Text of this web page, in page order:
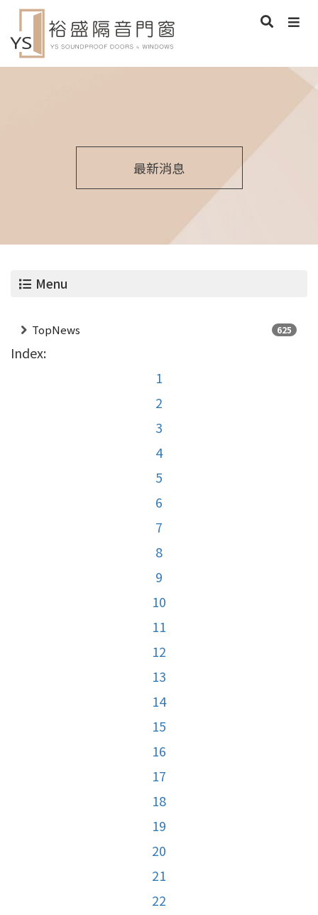
最新消息
Menu
TopNews 625
Index:
1
2
3
4
5
6
7
8
9
10
11
12
13
14
15
16
17
18
19
20
21
22